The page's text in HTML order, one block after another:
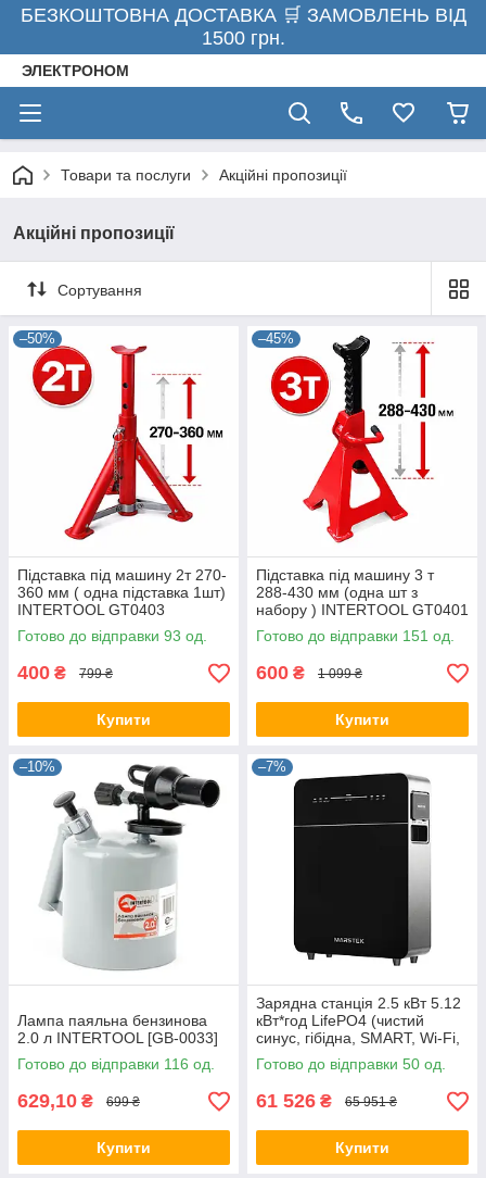
БЕЗКОШТОВНА ДОСТАВКА 🛒 ЗАМОВЛЕНЬ ВІД
1500 грн.
ЭЛЕКТРОНОМ
Товари та послуги Акційні пропозиції
Акційні пропозиції
Сортування
–50%
Підставка під машину 2т 270-
360 мм ( одна підставка 1шт)
INTERTOOL GT0403
Готово до відправки 93 од.
400 ₴ 799 ₴
Купити
–45%
Підставка під машину 3 т
288-430 мм (одна шт з
набору ) INTERTOOL GT0401
Готово до відправки 151 од.
600 ₴ 1 099 ₴
Купити
–10%
Лампа паяльна бензинова
2.0 л INTERTOOL [GB-0033]
Готово до відправки 116 од.
629,10 ₴ 699 ₴
Купити
–7%
Зарядна станція 2.5 кВт 5.12
кВт*год LifePO4 (чистий
синус, гібідна, SMART, Wi-Fi,
тиха) Marstek Venus E 3.0 42-
00302 42-00302
Готово до відправки 50 од.
61 526 ₴ 65 951 ₴
Купити